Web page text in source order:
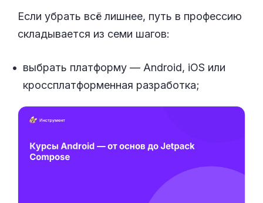
Если убрать всё лишнее, путь в профессию
складывается из семи шагов:
выбрать платформу — Android, iOS или
кроссплатформенная разработка;